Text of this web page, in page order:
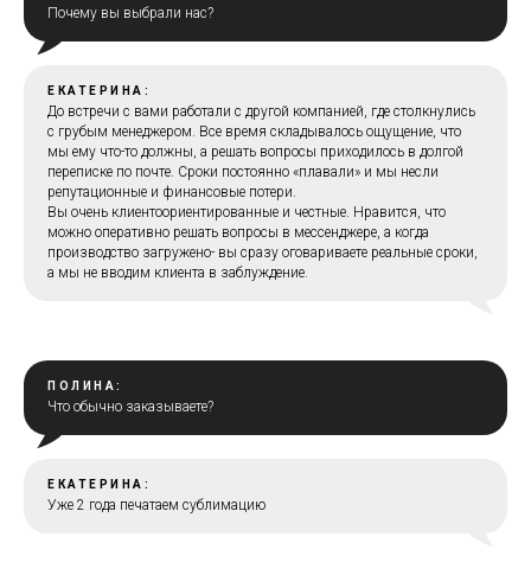
Почему вы выбрали нас?
ЕКАТЕРИНА:
До встречи с вами работали с другой компанией, где столкнулись
с грубым менеджером. Все время складывалось ощущение, что
мы ему что-то должны, а решать вопросы приходилось в долгой
переписке по почте. Сроки постоянно «плавали» и мы несли
репутационные и финансовые потери.
Вы очень клиентоориентированные и честные. Нравится, что
можно оперативно решать вопросы в мессенджере, а когда
производство загружено- вы сразу оговариваете реальные сроки,
а мы не вводим клиента в заблуждение.
ПОЛИНА:
Что обычно заказываете?
ЕКАТЕРИНА:
Уже 2 года печатаем сублимацию